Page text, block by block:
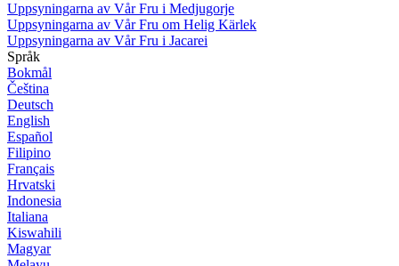
Uppsyningarna av Vår Fru i Medjugorje
Uppsyningarna av Vår Fru om Helig Kärlek
Uppsyningarna av Vår Fru i Jacarei
Språk
Bokmål
Čeština
Deutsch
English
Español
Filipino
Français
Hrvatski
Indonesia
Italiana
Kiswahili
Magyar